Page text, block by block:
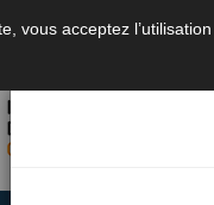
vous acceptez